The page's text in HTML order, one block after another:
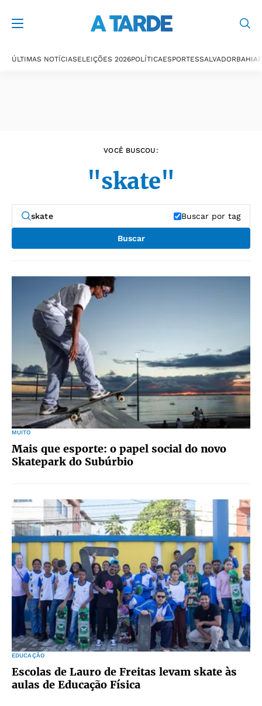
ÚLTIMAS NOTÍCIASELEIÇÕES 2026POLÍTICAESPORTESSALVADORBAHIA
VOCÊ BUSCOU:
"skate"
Buscar por tag
Buscar
MUITO
Mais que esporte: o papel social do novo
Skatepark do Subúrbio
EDUCAÇÃO
Escolas de Lauro de Freitas levam skate às
aulas de Educação Física